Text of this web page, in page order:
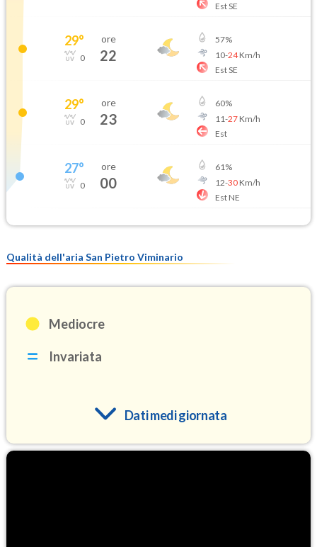
Est SE
29°
0
ore
22
57%
10-24Km/h
Est SE
29°
0
ore
23
60%
11-27Km/h
Est
27°
0
ore
00
61%
12-30Km/h
Est NE
Qualità dell'aria San Pietro Viminario
Mediocre
Invariata
Dati medi giornata